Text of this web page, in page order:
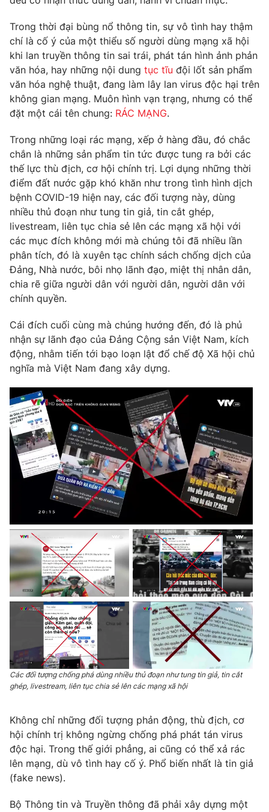
Sao
Chất lượng cuộc sống
Tuyển sinh
Học trực tuyến
Công nghệ
Hitech Công nghệ tương lai
Sản phẩm
Thị trường
Tư vấn
Giao lưu trực tuyến
Lịch phát sóng
Chuyên mục khác
Emagazine Podcast
Photo Infographic
Video Shorts video
VTV Money VTV Thể thao
Thị trường 24h Tấm lòng Việt
VTV9 VTV8
Liên hệ tòa soạn English
THỜI BÁO VTV
Theo dõi báo trên
Cơ quan chủ quản:Đài Truyền hình Việt Nam
Cơ quan báo chí:Thời báo VTV
Giấy phép hoạt động báo in và báo điện tử số 483/GP-BTTTT
cấp ngày 29/12/2023
Tổng Biên tập:Vũ Thanh Thủy
Phó Tổng Biên tập:Nguyễn Thị Mỹ Hạnh, Phạm Quốc Thắng,
Tổng đài VTV:024.38 355 931 - 024.38 355 932
Ðiện thoại Thời báo VTV:024.66 897 897
Email:toasoan@vtv.vn
Liên hệ quảng cáo:024-7300.7108
Trong thời đại bùng nổ thông tin, sự vô tình hay thậm
chí là cố ý của một thiểu số người dùng mạng xã hội
khi lan truyền thông tin sai trái, phát tán hình ảnh phản
văn hóa, hay những nội dung tục tĩu đội lốt sản phẩm
văn hóa nghệ thuật, đang làm lây lan virus độc hại trên
không gian mạng. Muôn hình vạn trạng, nhưng có thể
đặt một cái tên chung: RÁC MẠNG.
Trong những loại rác mạng, xếp ở hàng đầu, đó chắc
chắn là những sản phẩm tin tức được tung ra bởi các
thế lực thù địch, cơ hội chính trị. Lợi dụng những thời
điểm đất nước gặp khó khăn như trong tình hình dịch
bệnh COVID-19 hiện nay, các đối tượng này, dùng
nhiều thủ đoạn như tung tin giả, tin cắt ghép,
livestream, liên tục chia sẻ lên các mạng xã hội với
các mục đích không mới mà chúng tôi đã nhiều lần
phân tích, đó là xuyên tạc chính sách chống dịch của
Đảng, Nhà nước, bôi nhọ lãnh đạo, miệt thị nhân dân,
chia rẽ giữa người dân với người dân, người dân với
chính quyền.
Cái đích cuối cùng mà chúng hướng đến, đó là phủ
nhận sự lãnh đạo của Đảng Cộng sản Việt Nam, kích
động, nhằm tiến tới bạo loạn lật đổ chế độ Xã hội chủ
nghĩa mà Việt Nam đang xây dựng.
Các đối tượng chống phá dùng nhiều thủ đoạn như tung tin giả, tin cắt
ghép, livestream, liên tục chia sẻ lên các mạng xã hội
Không chỉ những đối tượng phản động, thù địch, cơ
hội chính trị không ngừng chống phá phát tán virus
độc hại. Trong thế giới phẳng, ai cũng có thể xả rác
lên mạng, dù vô tình hay cố ý. Phổ biến nhất là tin giả
(fake news).
Bộ Thông tin và Truyền thông đã phải xây dựng một